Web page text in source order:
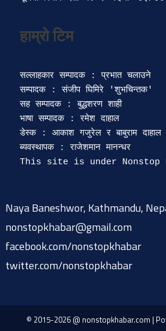
हाम्रो टिम
सल्लाहकार सम्पादक : प्रभात चलाउने
सम्पादक : संजीप घिमिरे 'शुभचिन्तक'
सह सम्पादक : बुद्धशरण शाही
भाषा सम्पादक : रमेश दाहाल
डेस्क : आकाश गजुरेल र बाबुराम दाहाल
ब्यवस्थापक : राजेशमान मानन्धर
Naya Baneshwor, Kathmandu,
nonstopkhabar@gmail.com
facebook.com/nonstopkhabar
twitter.com/nonstopkhabar
© 2015-2026 @ nonstopkhabar.com |